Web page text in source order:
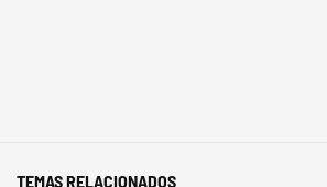
TEMAS RELACIONADOS